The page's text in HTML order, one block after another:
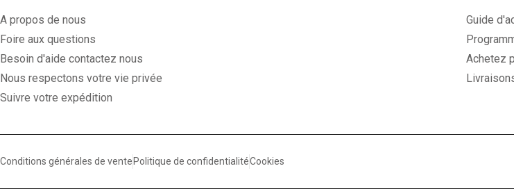
A propos de nous
Foire aux questions
Besoin d'aide contactez nous
Nous respectons votre vie privée
Suivre votre expédition
Guide
Achetez
Conditions générales de vente Politique de confidentialitéCookies